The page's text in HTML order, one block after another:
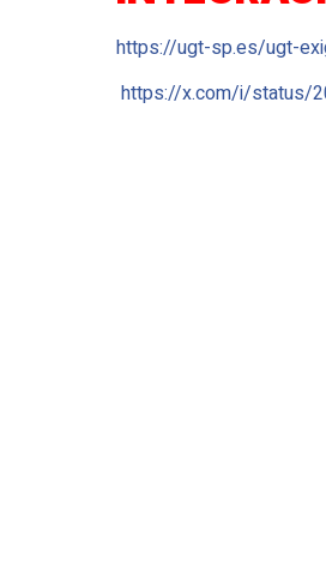
https://ugt-sp.es/ugt-
https://x.com/i/status/